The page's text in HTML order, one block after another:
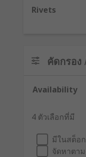
Zinc plated or
Rivets are
ways. Our
How do rivets
Rivets are
applied to the
increasing the
Rivets
คัดกรอง
Availability
4 ตัวเลือกที่มี
มีในสต็อ
จัดหาตา